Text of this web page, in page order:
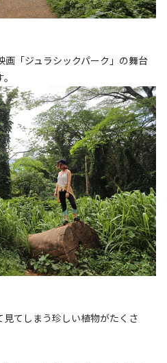
「ジュラシックパーク」の舞台
てしまう珍しい植物がたくさ